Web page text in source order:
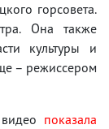
горсовета.
Она также
культуры и
– режиссером
показала